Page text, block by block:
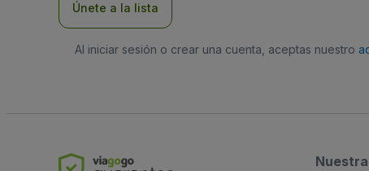
Únete a la lista
Al iniciar sesión o crear una cuenta, aceptas nuestro